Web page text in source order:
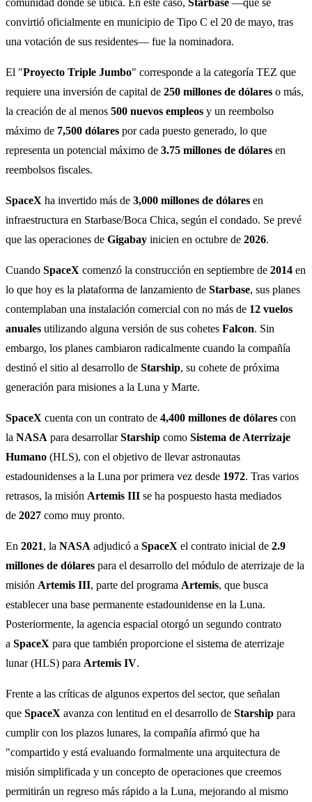
comunidad donde se ubica. En este caso, Starbase —que se
convirtió oficialmente en municipio de Tipo C el 20 de mayo, tras
una votación de sus residentes— fue la nominadora.
El "Proyecto Triple Jumbo" corresponde a la categoría TEZ que
requiere una inversión de capital de 250 millones de dólares o más,
la creación de al menos 500 nuevos empleos y un reembolso
máximo de 7,500 dólares por cada puesto generado, lo que
representa un potencial máximo de 3.75 millones de dólares en
reembolsos fiscales.
SpaceX ha invertido más de 3,000 millones de dólares en
infraestructura en Starbase/Boca Chica, según el condado. Se prevé
que las operaciones de Gigabay inicien en octubre de 2026.
Cuando SpaceX comenzó la construcción en septiembre de 2014 en
lo que hoy es la plataforma de lanzamiento de Starbase, sus planes
contemplaban una instalación comercial con no más de 12 vuelos
anuales utilizando alguna versión de sus cohetes Falcon. Sin
embargo, los planes cambiaron radicalmente cuando la compañía
destinó el sitio al desarrollo de Starship, su cohete de próxima
generación para misiones a la Luna y Marte.
SpaceX cuenta con un contrato de 4,400 millones de dólares con
la NASA para desarrollarStarship como Sistema de Aterrizaje
Humano (HLS), con el objetivo de llevar astronautas
estadounidenses a la Luna por primera vez desde 1972. Tras varios
retrasos, la misión Artemis III se ha pospuesto hasta mediados
de 2027 como muy pronto.
En 2021, la NASA adjudicó a SpaceX el contrato inicial de 2.9
millones de dólares para el desarrollo del módulo de aterrizaje de la
misión Artemis III, parte del programa Artemis, que busca
establecer una base permanente estadounidense en la Luna.
Posteriormente, la agencia espacial otorgó un segundo contrato
a SpaceX para que también proporcione el sistema de aterrizaje
lunar (HLS) para Artemis IV.
Frente a las críticas de algunos expertos del sector, que señalan
que SpaceX avanza con lentitud en el desarrollo de Starship para
cumplir con los plazos lunares, la compañía afirmó que ha
"compartido y está evaluando formalmente una arquitectura de
misión simplificada y un concepto de operaciones que creemos
permitirán un regreso más rápido a la Luna, mejorando al mismo